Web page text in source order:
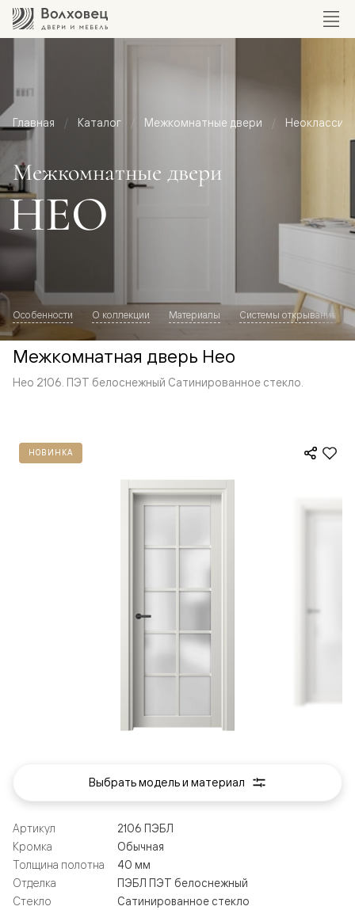
Главная Каталог Межкомнатные двери Неоклассика
Межкомнатные двери
НЕО
Особенности О коллекции Материалы Системы открывания
Межкомнатная дверь Нео
Нео 2106. ПЭТ белоснежный Сатинированное стекло.
НОВИНКА
Артикул
2106 ПЭБЛ
Кромка
Обычная
Толщина полотна
40 мм
Отделка
ПЭБЛ ПЭТ белоснежный
Стекло
Сатинированное стекло
Выбрать модель и материал